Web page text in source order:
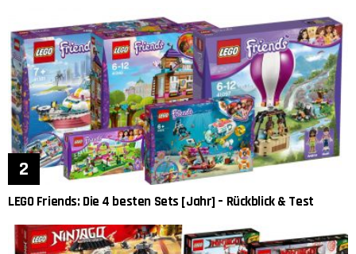
LEGO Friends: Die 4 besten Sets [Jahr] – Rückblick & Test